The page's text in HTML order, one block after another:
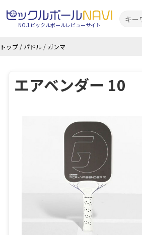
NO.1ピックルボールレビューサイト
トップ / パドル / ガンマ
エアベンダー 10